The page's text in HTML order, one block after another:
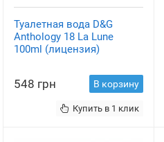
Туалетная вода D&G
Anthology 18 La Lune
100ml (лицензия)
548 грн В корзину
Купить в 1 клик